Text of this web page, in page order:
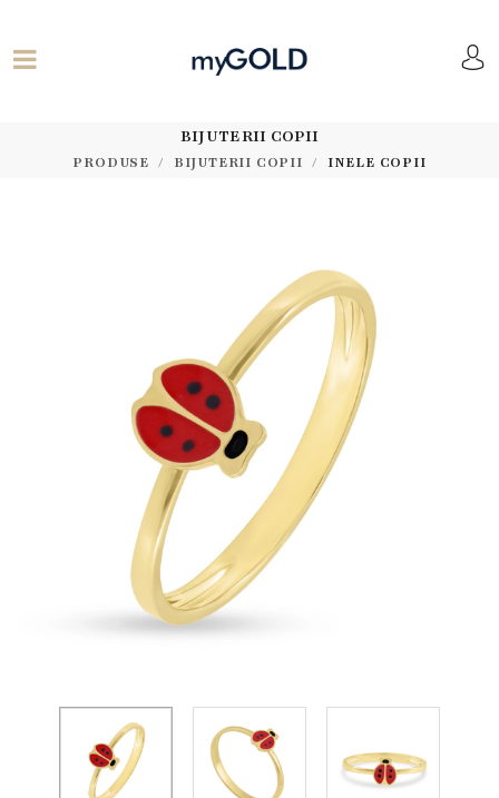
BIJUTERII COPII
PRODUSE BIJUTERII COPII INELE COPII